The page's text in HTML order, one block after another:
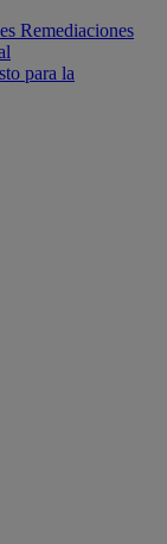
Remediaciones
para la